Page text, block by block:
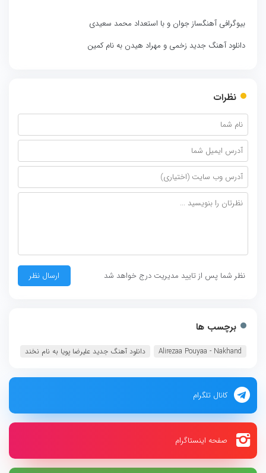
بیوگرافی آهنگساز جوان و با استعداد محمد سعیدی
دانلود آهنگ جدید زخمی و مهراد هیدن به نام کمین
نظرات
نظر شما پس از تایید مدیریت درج خواهد شد
برچسب ها
Alirezaa Pouyaa - Nakhand‏ دانلود آهنگ جدید علیرضا پویا به نام نخند
کانال تلگرام
صفحه اینستاگرام